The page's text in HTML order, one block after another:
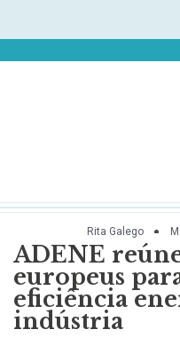
Rita Galego
ADENE
europeus
eficiência
indústria